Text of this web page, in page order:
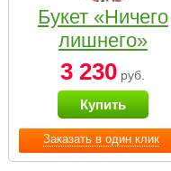
Заказать в один клик
Букет «Ничего
лишнего»
3 230 руб.
Купить